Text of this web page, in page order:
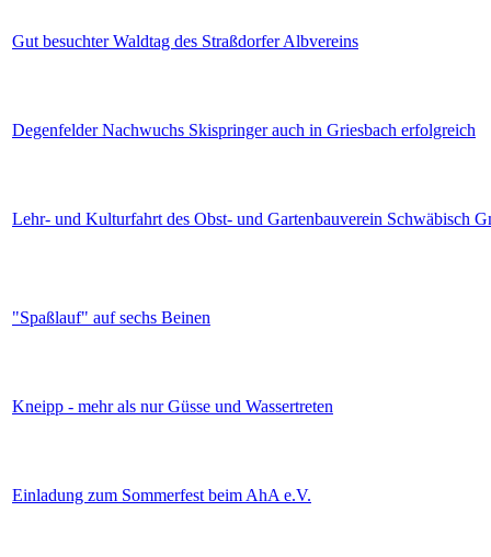
Gut besuchter Waldtag des Straßdorfer Albvereins
Degenfelder Nachwuchs Skispringer auch in Griesbach erfolgreich
Lehr- und Kulturfahrt des Obst- und Gartenbauverein Schwäbisch
"Spaßlauf" auf sechs Beinen
Kneipp - mehr als nur Güsse und Wassertreten
Einladung zum Sommerfest beim AhA e.V.